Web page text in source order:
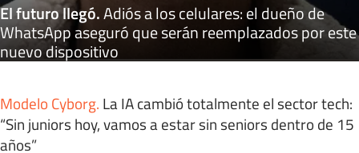
El futuro llegó.Adiós a los celulares: el dueño de
WhatsApp aseguró que serán reemplazados por este
nuevo dispositivo
Modelo Cyborg. La IA cambió totalmente el sector tech:
“Sin juniors hoy, vamos a estar sin seniors dentro de 15
años”